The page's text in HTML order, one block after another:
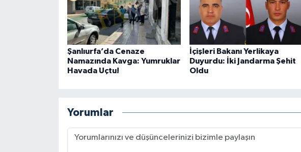
Şanlıurfa’da Cenaze
Namazında Kavga: Yumruklar
Havada Uçtu!
İçişleri Bakanı Yerlikaya
Duyurdu: İki Jandarma Şehit
Oldu
Yorumlar